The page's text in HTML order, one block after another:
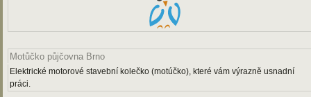
Motůčko půjčovna Brno
Elektrické motorové stavební kolečko (motúčko), které vám výrazně usnadní
práci.